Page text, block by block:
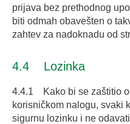
prijava bez prethodnog
biti odmah obavešten o
zahtev za nadoknadu od
4.4 Lozinka
4.4.1 Kako bi se zaštitio
korisničkom nalogu, svaki
sigurnu lozinku i ne